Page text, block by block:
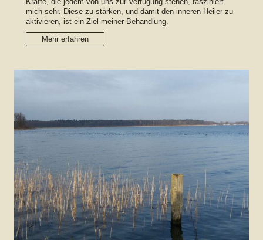
mich sehr. Diese zu stärken, und damit den inneren Heiler zu
aktivieren, ist ein Ziel meiner Behandlung.
Mehr erfahren